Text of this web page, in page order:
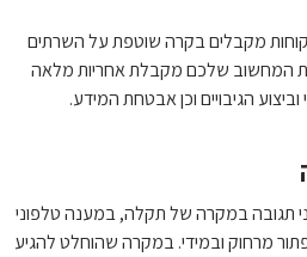
מקבלים בקרה שוטפת על השרתים
שלכם מקבלת אחריות מלאה
הגיבויים וכן אבטחת המידע.
במקרה של תקלה, במענה טלפוני
מרחוק ובמידי. במקרה שהוחלט להגיע